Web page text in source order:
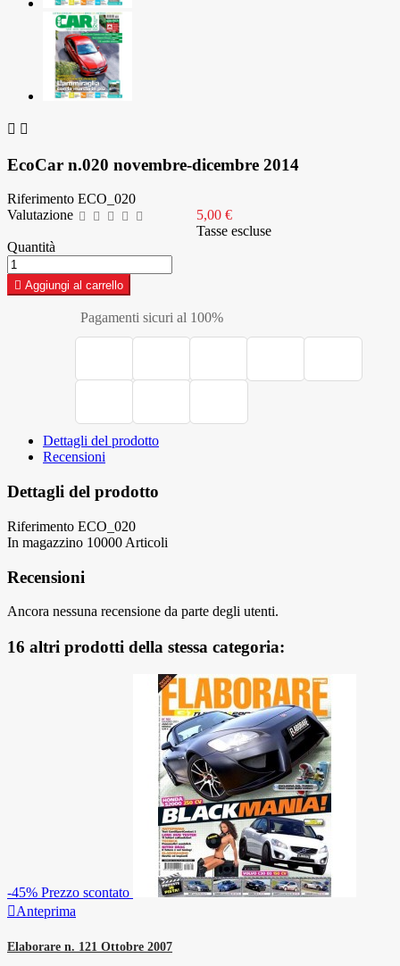
 
EcoCar n.020 novembre-dicembre 2014
Riferimento ECO_020
Valutazione
5,00 €
Tasse escluse
Quantità
 Aggiungi al carrello
Pagamenti sicuri al 100%
Dettagli del prodotto
Recensioni
Dettagli del prodotto
Riferimento ECO_020
In magazzino 10000 Articoli
Recensioni
Ancora nessuna recensione da parte degli utenti.
16 altri prodotti della stessa categoria:
-45% Prezzo scontato
Anteprima
Elaborare n. 121 Ottobre 2007